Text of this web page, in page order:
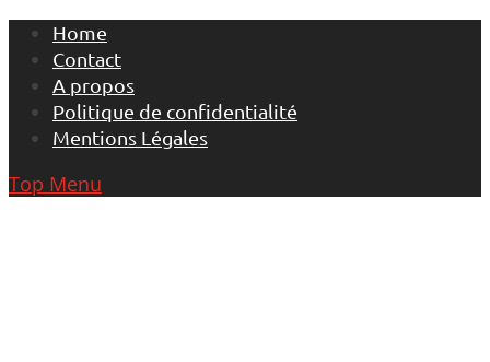
Skip
content
Home
Contact
A propos
Politique de confidentialité
Mentions Légales
Top Menu